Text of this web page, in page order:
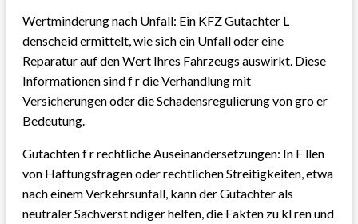
Wertminderung nach Unfall: Ein KFZ Gutachter L
denscheid ermittelt, wie sich ein Unfall oder eine
Reparatur auf den Wert Ihres Fahrzeugs auswirkt. Diese
Informationen sind f r die Verhandlung mit
Versicherungen oder die Schadensregulierung von gro er
Bedeutung.
Gutachten f r rechtliche Auseinandersetzungen: In F llen
von Haftungsfragen oder rechtlichen Streitigkeiten, etwa
nach einem Verkehrsunfall, kann der Gutachter als
neutraler Sachverst ndiger helfen, die Fakten zu kl ren und